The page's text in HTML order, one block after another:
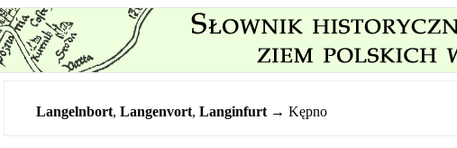
Langelnbort,Langenvort,Langinfurt → Kępno